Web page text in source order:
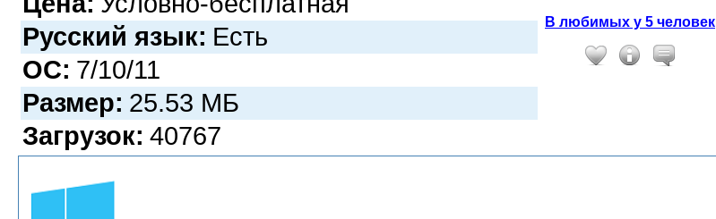
Русский язык: Есть
ОС: 7/10/11
Размер: 25.53 МБ
Загрузок: 40767
В любимых у 5 человек